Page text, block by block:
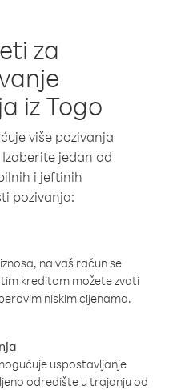
za
iz Togo
više pozivanja
jedan od
i jeftinih
pozivanja:
na vaš račun se
kreditom možete zvati
niskim cijenama.
uspostavljanje
odredište u trajanju od